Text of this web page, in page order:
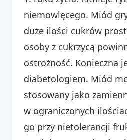
niemowlęcego. Miód
duże ilości cukrów
osoby z cukrzycą
ostrożność. Konieczna
diabetologiem. Miód
stosowany jako
w ograniczonych
go przy nietolerancji